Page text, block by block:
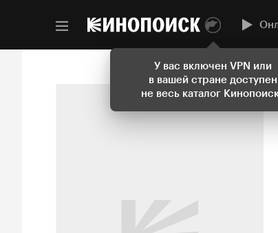
У вас включен VPN или
в вашей стране доступен
не весь каталог